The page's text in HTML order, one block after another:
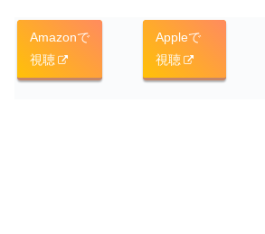
Amazonで
視聴
Appleで
視聴